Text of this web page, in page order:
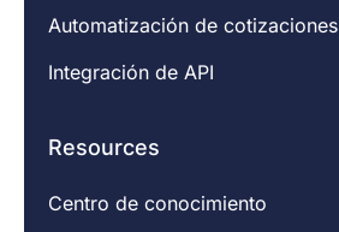
Automatización de cotizaciones
Integración de API
Resources
Centro de conocimiento